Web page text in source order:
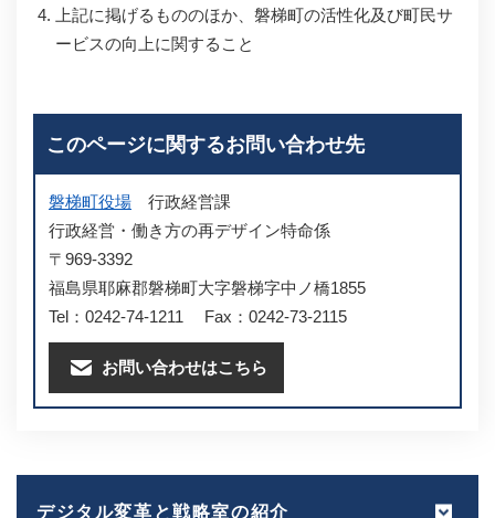
上記に掲げるもののほか、磐梯町の活性化及び町民サ
ービスの向上に関すること
このページに関するお問い合わせ先
磐梯町役場
行政経営課
行政経営・働き方の再デザイン特命係
〒969-3392
福島県耶麻郡磐梯町大字磐梯字中ノ橋1855
Tel：0242-74-1211
Fax：0242-73-2115
お問い合わせはこちら
デジタル変革と戦略室の紹介